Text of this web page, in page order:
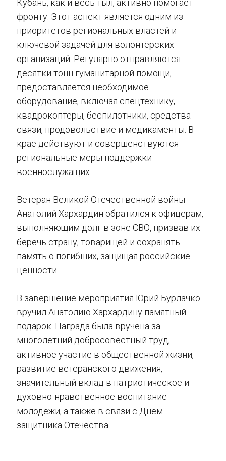
фронту. Этот аспект является одним из
приоритетов региональных властей и
ключевой задачей для волонтёрских
организаций. Регулярно отправляются
десятки тонн гуманитарной помощи,
предоставляется необходимое
оборудование, включая спецтехнику,
квадрокоптеры, беспилотники, средства
связи, продовольствие и медикаменты. В
крае действуют и совершенствуются
региональные меры поддержки
военнослужащих.
Ветеран Великой Отечественной войны
Анатолий Хархардин обратился к офицерам,
выполняющим долг в зоне СВО, призвав их
беречь страну, товарищей и сохранять
память о погибших, защищая российские
ценности.
В завершение мероприятия Юрий Бурлачко
вручил Анатолию Хархардину памятный
подарок. Награда была вручена за
многолетний добросовестный труд,
активное участие в общественной жизни,
развитие ветеранского движения,
значительный вклад в патриотическое и
духовно-нравственное воспитание
молодёжи, а также в связи с Днём
защитника Отечества.